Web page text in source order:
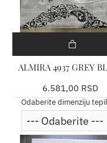
ALMIRA 4937 GREY
6.581,00 RSD
Odaberite dimenziju